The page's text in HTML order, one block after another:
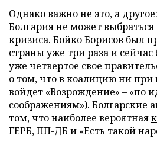
Однако важно не это, а
Болгария не может
кризиса. Бойко Борисов был
страны уже три раза и
уже четвертое свое
о том, что в коалицию ни при
войдет «Возрождение» – «по
соображениям»). Болгарские
том, что наиболее вероятная
ГЕРБ, ПП-ДБ и «Есть такой